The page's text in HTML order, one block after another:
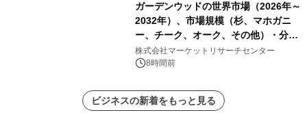
ガーデンウッドの世界市場（2026年～
2032年）、市場規模（杉、マホガニ
ー、チーク、オーク、その他）・分析
レポートを発表
株式会社マーケットリサーチセンター
8時間前
ビジネスの新着をもっと見る